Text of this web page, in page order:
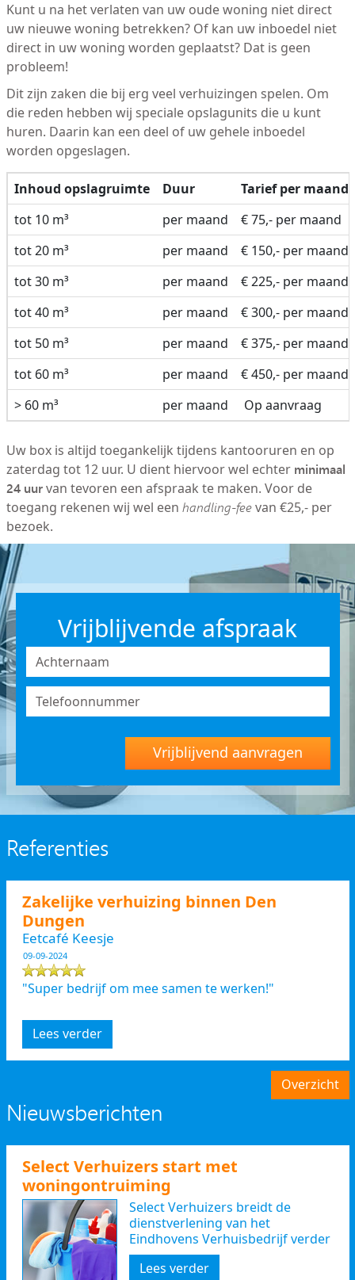
Kunt u na het verlaten van uw oude woning niet direct
uw nieuwe woning betrekken? Of kan uw inboedel niet
direct in uw woning worden geplaatst? Dat is geen
probleem!
Dit zijn zaken die bij erg veel verhuizingen spelen. Om
die reden hebben wij speciale opslagunits die u kunt
huren. Daarin kan een deel of uw gehele inboedel
worden opgeslagen.
Inhoud opslagruimte Duur
Tarief per maand
tot 10 m³
per maand
€ 75,- per maand
tot 20 m³
per maand
€ 150,- per maand
tot 30 m³
per maand
€ 225,- per maand
tot 40 m³
per maand
€ 300,- per maand
tot 50 m³
per maand
€ 375,- per maand
tot 60 m³
per maand
€ 450,- per maand
> 60 m³
per maand Op aanvraag
Uw box is altijd toegankelijk tijdens kantooruren en op
zaterdag tot 12 uur. U dient hiervoor wel echter minimaal
24 uurvan tevoren een afspraak te maken. Voor de
toegang rekenen wij wel een handling-feevan €25,- per
bezoek.
Vrijblijvende afspraak
Vrijblijvend aanvragen
Referenties
Zakelijke verhuizing binnen Den
Dungen
Eetcafé Keesje
09-09-2024
"Super bedrijf om mee samen te werken!"
Lees verder
Overzicht
Nieuwsberichten
Select Verhuizers start met
woningontruiming
Select Verhuizers breidt de
dienstverlening van het
Eindhovens Verhuisbedrijf verder
uit
Lees verder